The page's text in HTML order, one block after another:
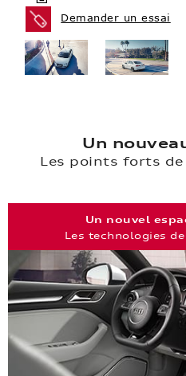
Demander un essai
Un
Les points forts
Un nouvel
Les technologies